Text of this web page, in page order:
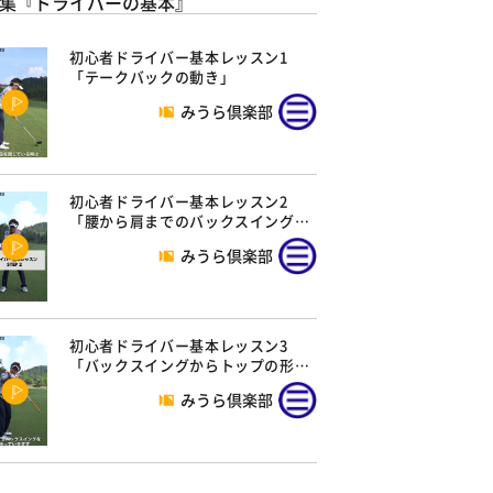
初心者ドライバー基本レッスン1
「テークバックの動き」
みうら倶楽部
初心者ドライバー基本レッスン2
「腰から肩までのバックスイング…
みうら倶楽部
初心者ドライバー基本レッスン3
「バックスイングからトップの形…
みうら倶楽部